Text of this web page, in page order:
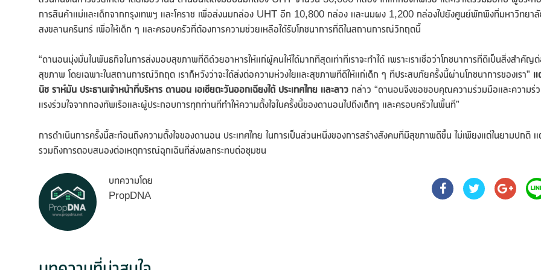
การสินค้าแม่และเด็กจากกรุงเทพฯ และโคราช เพื่อส่งนมกล่อง UHT อีก 10,800 กล่อง และนมผง 1,200 กล่องไปยังศูนย์พักพิงที่มหาวิทยา
สงขลานครินทร์ เพื่อให้เด็ก ๆ และครอบครัวที่ต้องการความช่วยเหลือได้รับโภชนาการที่ดีในสถานการณ์วิกฤตนี้
“ดานอนมุ่งมั่นในพันธกิจในการส่งมอบสุขภาพที่ดีด้วยอาหารให้แก่ผู้คนให้ได้มากที่สุดเท่าที่เราจะทำได้ เพราะเราเชื่อว่าโภชนาการที่ดีเป็นสิ่งสำคัญ
สุขภาพ โดยเฉพาะในสถานการณ์วิกฤต เราก็หวังว่าจะได้ส่งต่อความห่วงใยและสุขภาพที่ดีให้แก่เด็ก ๆ ที่ประสบภัยครั้งนี้ผ่านโภชนาการของเรา” แ
นิช ราห์มัน ประธานเจ้าหน้าที่บริหาร ดานอน เอเชียตะวันออกเฉียงใต้ ประเทศไทย และลาว กล่าว “ดานอนจึงขอขอบคุณความร่วมมือและความร่
แรงร่วมใจจากกองทัพเรือและผู้ประกอบการทุกท่านที่ทำให้ความตั้งใจในครั้งนี้ของดานอนไปถึงเด็กๆ และครอบครัวในพื้นที่”
การดำเนินการครั้งนี้สะท้อนถึงความตั้งใจของดานอน ประเทศไทย ในการเป็นส่วนหนึ่งของการสร้างสังคมที่มีสุขภาพดีขึ้น ไม่เพียงแต่ในยามปกติ
รวมถึงการตอบสนองต่อเหตุการณ์ฉุกเฉินที่ส่งผลกระทบต่อชุมชน
บทความโดย
PropDNA